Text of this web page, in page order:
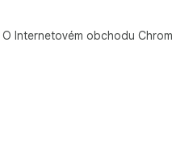
O Internetovém obchodu